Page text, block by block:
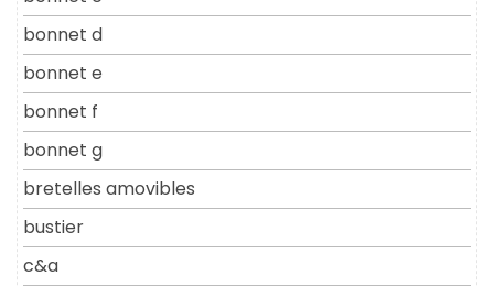
bonnet d
bonnet e
bonnet f
bonnet g
bretelles amovibles
bustier
c&a